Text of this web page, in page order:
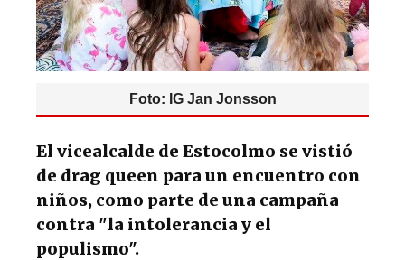
Foto: IG Jan Jonsson
El vicealcalde de Estocolmo se vistió
de drag queen para un encuentro con
niños, como parte de una campaña
contra "la intolerancia y el
populismo".